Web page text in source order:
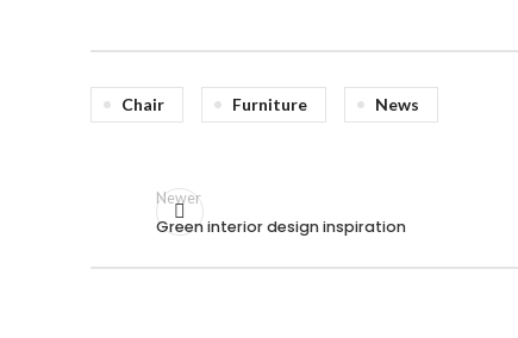
Chair Furniture News
Newer
Green interior design inspiration